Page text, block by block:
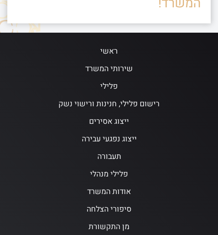
ראשי
שירותי המשרד
פלילי
רישום פלילי, חנינות ורישוי נשק
ייצוג אסירים
ייצוג נפגעי עבירה
תעבורה
פלילי מנהלי
אודות המשרד
סיפורי הצלחה
מן התקשורת